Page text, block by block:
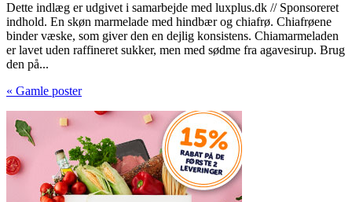
Dette indlæg er udgivet i samarbejde med luxplus.dk // Sponsoreret
indhold. En skøn marmelade med hindbær og chiafrø. Chiafrøene
binder væske, som giver den en dejlig konsistens. Chiamarmeladen
er lavet uden raffineret sukker, men med sødme fra agavesirup. Brug
den på...
« Gamle poster